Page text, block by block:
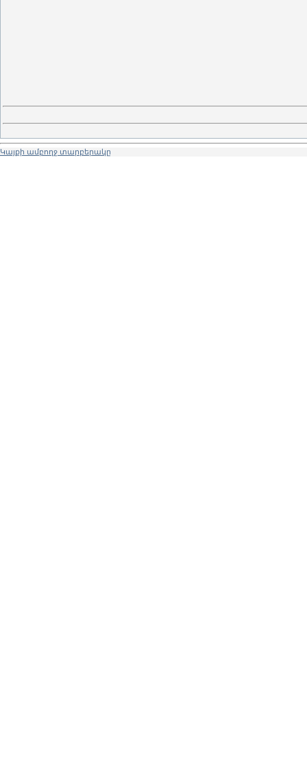
Կայքի ամբողջ տարբերակը